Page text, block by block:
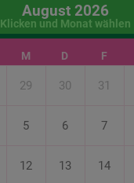
August 2026
Klicken und Monat wählen
M D F
29 30 31
5 6 7
12 13 14